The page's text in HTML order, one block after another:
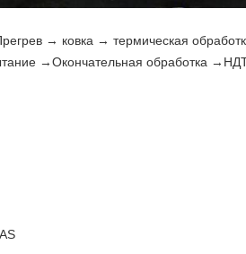
→ ковка → термическая
→Окончательная обработка